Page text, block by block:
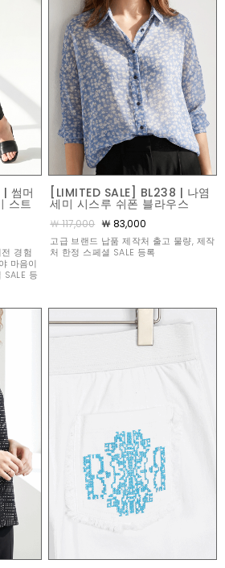
| 썸머
스트
경험
마음이
등
[LIMITED SALE] BL238 | 나염
세미 시스루 쉬폰 블라우스
￦ 117,000 ￦ 83,000
고급 브랜드 납품 제작처 출고 물량, 제작
처 한정 스페셜 SALE 등록